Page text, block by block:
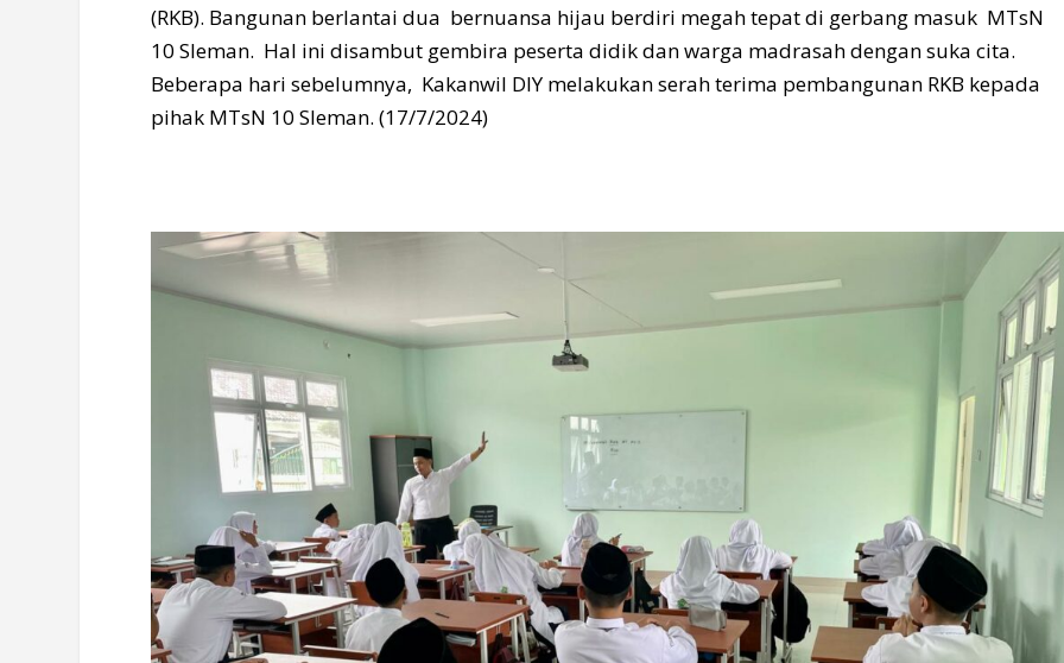
(RKB). Bangunan berlantai dua bernuansa hijau berdiri megah tepat di gerbang masuk MTsN
10 Sleman. Hal ini disambut gembira peserta didik dan warga madrasah dengan suka cita.
Beberapa hari sebelumnya, Kakanwil DIY melakukan serah terima pembangunan RKB kepada
pihak MTsN 10 Sleman. (17/7/2024)